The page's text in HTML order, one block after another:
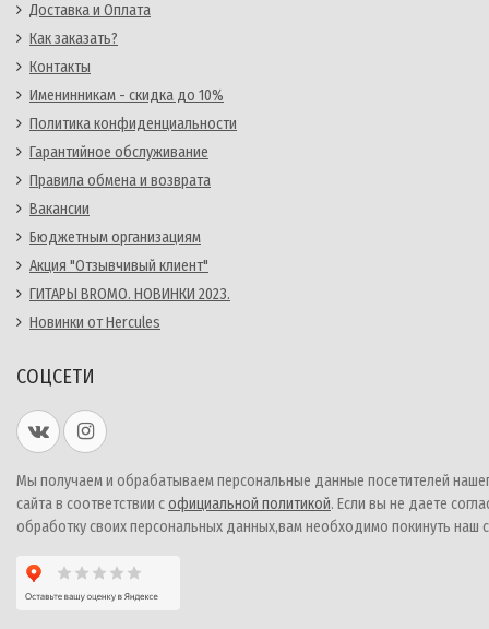
Доставка и Оплата
Как заказать?
Контакты
Именинникам - скидка до 10%
Политика конфиденциальности
Гарантийное обслуживание
Правила обмена и возврата
Вакансии
Бюджетным организациям
Акция "Отзывчивый клиент"
ГИТАРЫ BROMO. НОВИНКИ 2023.
Новинки от Hercules
СОЦСЕТИ
Мы получаем и обрабатываем персональные данные посетителей
сайта в соответствии софициальной политикой. Если вы не даете
обработку своих персональных данных,вам необходимо покинуть наш